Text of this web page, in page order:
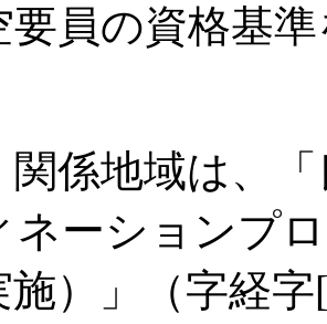
要員の資格基
関係地域は、
ネーションプ
施）」（字経